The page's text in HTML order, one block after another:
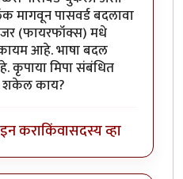
मागवून पासवर्ड बदलावा
(फायरफॉक्स) मधे
आहे. भाषा बदल
कृपाया मिपा संबंधित
शकेल काय?
कराकिंवासदस्य व्हा